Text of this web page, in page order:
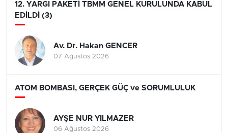
12. YARGI PAKETİ TBMM GENEL KURULUNDA KABUL
EDİLDİ (3)
Av. Dr. Hakan GENCER
07 Ağustos 2026
ATOM BOMBASI, GERÇEK GÜÇ ve SORUMLULUK
AYŞE NUR YILMAZER
06 Ağustos 2026